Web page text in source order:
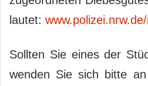
lautet:
Sollten Sie eines der
wenden Sie sich bitte